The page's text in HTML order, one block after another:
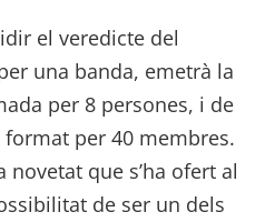
el veredicte del
una banda, emetrà la
per 8 persones, i de
format per 40 membres.
novetat que s’ha ofert al
de ser un dels